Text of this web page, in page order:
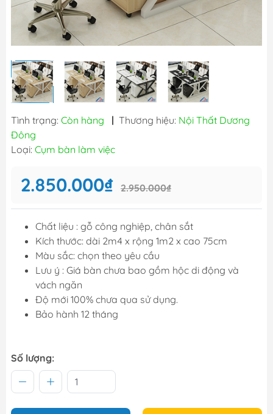
Tình trạng: Còn hàng | Thương hiệu: Nội Thất Dương
Đông
Loại: Cụm bàn làm việc
2.850.000₫ 2.950.000₫
Chất liệu : gỗ công nghiệp, chân sắt
Kích thước: dài 2m4 x rộng 1m2 x cao 75cm
Màu sắc: chọn theo yêu cầu
Lưu ý : Giá bàn chưa bao gồm hộc di động và
vách ngăn
Độ mới 100% chưa qua sử dụng.
Bảo hành 12 tháng
Số lượng: